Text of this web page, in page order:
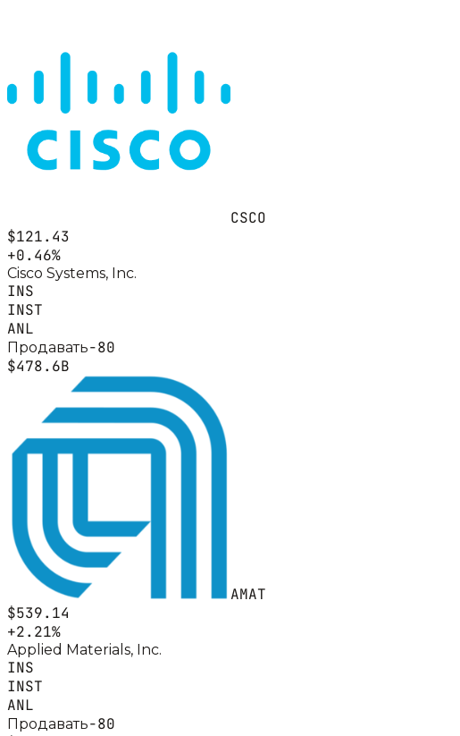
CSCO
$121.43
+0.46%
Cisco Systems, Inc.
INS
INST
ANL
Продавать-80
$478.6B
AMAT
$539.14
+2.21%
Applied Materials, Inc.
INS
INST
ANL
Продавать-80